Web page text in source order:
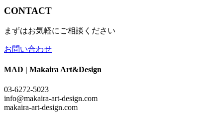
CONTACT
まずはお気軽にご相談ください
お問い合わせ
MAD | Makaira Art&Design
03-6272-5023
info@makaira-art-design.com
makaira-art-design.com